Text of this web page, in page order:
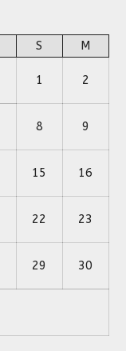
S M
1 2
8 9
15 16
22 23
29 30